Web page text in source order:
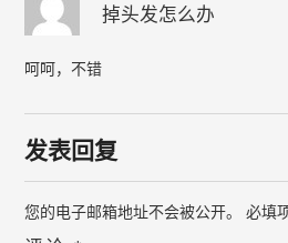
掉头发怎么办
呵呵，不错
发表回复
您的电子邮箱地址不会被公开。 必填